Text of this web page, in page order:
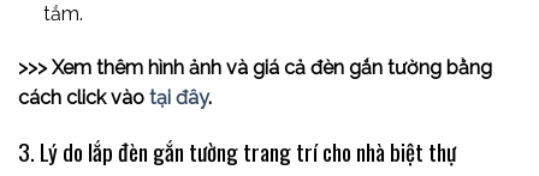
tắm.
>>> Xem thêm hình ảnh và giá cả đèn gắn tường bằng
cách click vào tại đây.
3. Lý do lắp đèn gắn tường trang trí cho nhà biệt thự